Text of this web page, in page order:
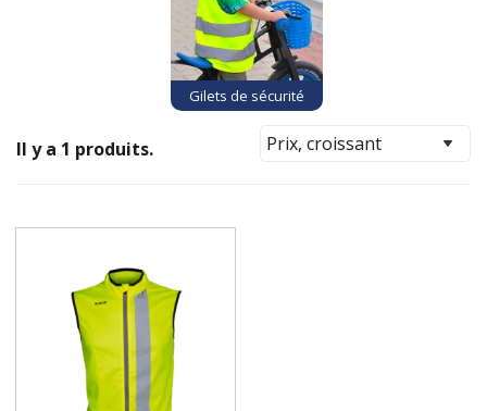
Gilets de sécurité
Il y a 1 produits.